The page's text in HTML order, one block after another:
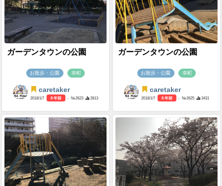
ガーデンタウンの公園
お散歩・公園 幸町
caretaker
2018/1/7 8 年前 - №2623 2813
ガーデンタウンの公園
お散歩・公園 幸町
caretaker
2018/1/7 8 年前 - №2625 3431